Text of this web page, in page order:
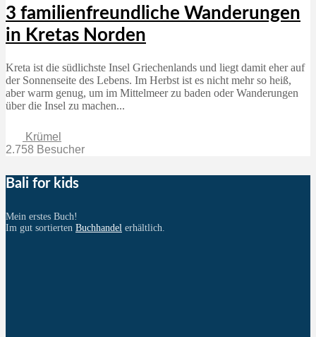
3 familienfreundliche Wanderungen
in Kretas Norden
Kreta ist die südlichste Insel Griechenlands und liegt damit eher auf
der Sonnenseite des Lebens. Im Herbst ist es nicht mehr so heiß,
aber warm genug, um im Mittelmeer zu baden oder Wanderungen
über die Insel zu machen...
Krümel
2.758 Besucher
Bali for kids
Mein erstes Buch!
Im gut sortierten Buchhandel erhältlich.